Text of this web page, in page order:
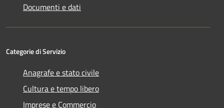
Documenti e dati
Categorie di Servizio
Anagrafe e stato civile
Cultura e tempo libero
Imprese e Commercio